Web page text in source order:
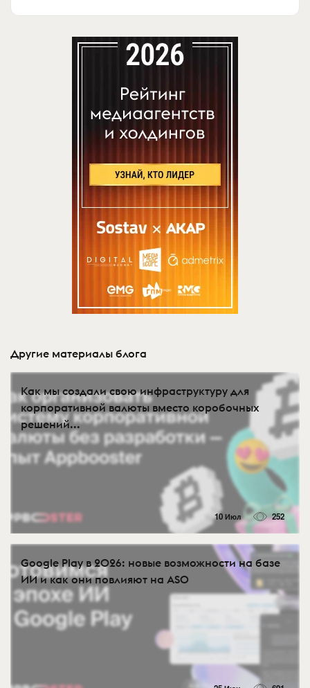
Другие материалы блога
Как мы создали свою инфраструктуру для
корпоративной валюты вместо коробочных
решений...
10 Июл 252
Google Play в 2026: новые возможности на базе
ИИ и как они повлияют на ASO